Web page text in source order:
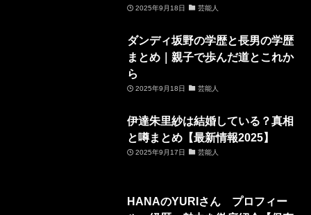
2025年9月18日 芸能人
ダンディ坂野の学歴と長男の学歴
まとめ｜親子で歩んだ道とこれか
ら
2025年9月18日 芸能人
伊達朱里紗は結婚している？真相
と噂まとめ【最新情報2025】
2025年9月17日 芸能人
HANAのYURIさん プロフィー